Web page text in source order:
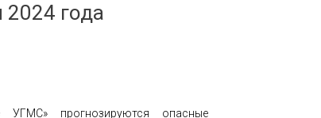
2024 года
УГМС» прогнозируются опасные